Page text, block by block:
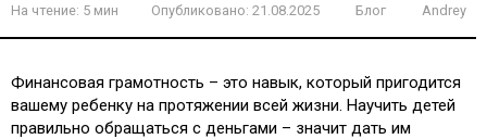
На чтение: 5 мин Опубликовано: 21.08.2025 Блог Andrey
Финансовая грамотность – это навык, который пригодится
вашему ребенку на протяжении всей жизни. Научить детей
правильно обращаться с деньгами – значит дать им